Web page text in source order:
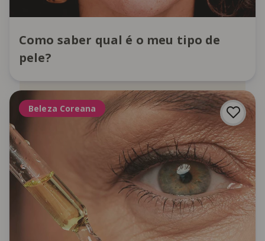
Como saber qual é o meu tipo de
pele?
Beleza Coreana